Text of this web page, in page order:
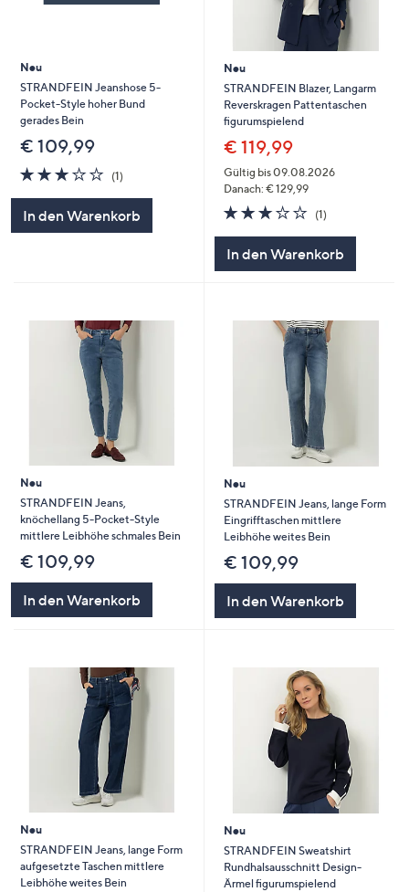
Neu
STRANDFEIN Jeanshose 5-
Pocket-Style hoher Bund
gerades Bein
€ 109,99
3.0
von
(1)1
In den Warenkorb
Neu
STRANDFEIN Blazer, Langarm
Reverskragen Pattentaschen
figurumspielend
€ 119,99
Gültig bis 09.08.2026
Danach: € 129,99
3.0
von
(1)1
In den Warenkorb
Neu
STRANDFEIN Jeans,
knöchellang 5-Pocket-Style
mittlere Leibhöhe schmales Bein
€ 109,99
In den Warenkorb
Neu
STRANDFEIN Jeans, lange Form
Eingrifftaschen mittlere
Leibhöhe weites Bein
€ 109,99
In den Warenkorb
Neu
STRANDFEIN Jeans, lange Form
aufgesetzte Taschen mittlere
Leibhöhe weites Bein
Neu
STRANDFEIN Sweatshirt
Rundhalsausschnitt Design-
Ärmel figurumspielend